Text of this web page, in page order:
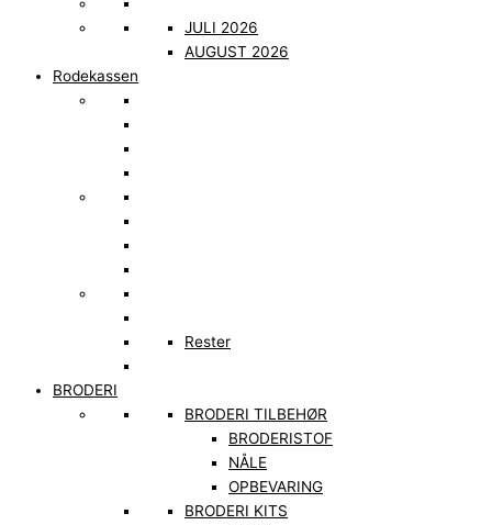
JULI 2026
AUGUST 2026
Rodekassen
Rester
BRODERI
BRODERI TILBEHØR
BRODERISTOF
NÅLE
OPBEVARING
BRODERI KITS